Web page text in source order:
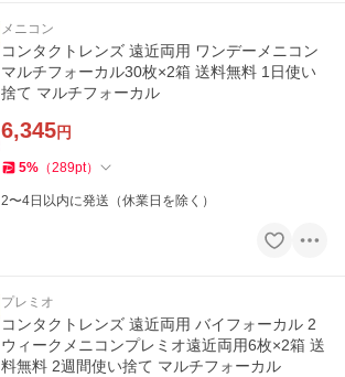
メニコン
コンタクトレンズ 遠近両用 ワンデーメニコン
マルチフォーカル30枚×2箱 送料無料 1日使い
捨て マルチフォーカル
6,345円
5% （289pt）
2〜4日以内に発送（休業日を除く）
プレミオ
コンタクトレンズ 遠近両用 バイフォーカル 2
ウィークメニコンプレミオ遠近両用6枚×2箱 送
料無料 2週間使い捨て マルチフォーカル